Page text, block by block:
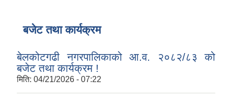
बजेट तथा कार्यक्रम
बेलकोटगढी नगरपालिकाको आ.व. २०८२/८३ को
बजेट तथा कार्यक्रम !
मिति: 04/21/2026 - 07:22